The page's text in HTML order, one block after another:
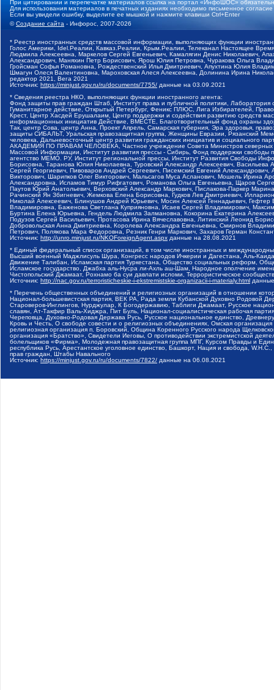
При цитировании и перепечатке материалов ссылка на портал «ИнфоШОС»
Для использования материалов в печатных изданиях необходимо письменное
Если вы увидели ошибку, выделите ее мышкой и нажмите клавиши Ctrl+Enter
©Создание сайта - Инфорос, 2007-2026
* Реестр иностранных средств массовой информации, выполняющих функции
Голос Америки, Idel.Реалии, Кавказ.Реалии, Крым.Реалии, Телеканал Настоящее
Людмила Алексеевна, Маркелов Сергей Евгеньевич, Камалягин Денис Николаевич,
Александрович, Маняхин Петр Борисович, Ярош Юлия Петровна, Чуракова Ольга
Гройсман Софья Романовна, Рождественский Илья Дмитриевич, Апухтина Юлия
Шмагун Олеся Валентиновна, Мароховская Алеся Алексеевна, Долинина Ирина
редактор 2021, Вега 2021
Источник: https://minjust.gov.ru/ru/documents/7755/ данные на 03.09.2021
* Сведения реестра НКО, выполняющих функции иностранного агента:
Фонд защиты прав граждан Штаб, Институт права и публичной политики,
Гуманитарное действие, Открытый Петербург, Феникс ПЛЮС, Лига Избирателей,
Крест, Центр Хасдей Ерушалаим, Центр поддержки и содействия развитию средств
информационных инициатив Действие, ВМЕСТЕ, Благотворительный фонд охраны
Так, центр Сова, центр Анна, Проект Апрель, Самарская губерния, Эра здоровья,
защиты СИБАЛЬТ, Уральская правозащитная группа, Женщины Евразии, Рязанский
человека, Дальневосточный центр развития гражданских инициатив и социального
АКАДЕМИЯ ПО ПРАВАМ ЧЕЛОВЕКА, Частное учреждение Совета Министров северных
Массовой Информации, Институт развития прессы - Сибирь, Фонд поддержки
агентство МЕМО. РУ, Институт региональной прессы, Институт Развития Свободы
Борисовна, Таранова Юлия Николаевна, Туровский Александр Алексеевич,
Сергей Георгиевич, Пивоваров Андрей Сергеевич, Писемский Евгений
Викторович, Шарипков Олег Викторович, Мальсагов Муса Асланович, Мошель Ирина
Александровна, Исламов Тимур Рифгатович, Романова Ольга Евгеньевна, Щаров
Паутов Юрий Анатольевич, Верховский Александр Маркович, Пислакова-Паркер
Рачинский Ян Збигневич, Жемкова Елена Борисовна, Гудков Лев Дмитриевич,
Николай Алексеевич, Блинушов Андрей Юрьевич, Мосин Алексей Геннадьевич,
Владимировна, Баженова Светлана Куприяновна, Исаев Сергей Владимирович,
Буртина Елена Юрьевна, Гендель Людмила Залмановна, Кокорина Екатерина
Подузов Сергей Васильевич, Протасова Ирина Вячеславовна, Литинский Леонид
Добровольская Анна Дмитриевна, Королева Александра Евгеньевна, Смирнов
Петрович, Полякова Мара Федоровна, Резник Генри Маркович, Захаров Герман
Источник: http://unro.minjust.ru/NKOForeignAgent.aspx данные на 28.08.2021
* Единый федеральный список организаций, в том числе иностранных и
Высший военный Маджлисуль Шура, Конгресс народов Ичкерии и Дагестана, Аль-
Движение Талибан, Исламская партия Туркестана, Общество социальных реформ,
Исламское государство, Джабха аль-Нусра ли-Ахль аш-Шам, Народное ополчение
Чистопольский Джамаат, Рохнамо ба суи давлати исломи, Террористическое
Источник: http://nac.gov.ru/terroristicheskie-i-ekstremistskie-organizacii-i-materialy.html
* Перечень общественных объединений и религиозных организаций в отношении
Национал-большевистская партия, ВЕК РА, Рада земли Кубанской Духовно Родовой
Староверов-Инглингов, Нурджулар, К Богодержавию, Таблиги Джамаат, Русское
славян, Ат-Такфир Валь-Хиджра, Пит Буль, Национал-социалистическая рабочая
Череповца, Духовно-Родовая Держава Русь, Русское национальное единство,
Кровь и Честь, О свободе совести и о религиозных объединениях, Омская
религиозная организация п. Боровский, Община Коренного Русского народа
организация «Братство», Свидетели Иеговы, О противодействии экстремистской
болельщиков «Фирма», Молодежная правозащитная группа МПГ, Курсом Правды и
республика Русь, Арестантское уголовное единство, Башкорт, Нация и свобода,
прав граждан, Штабы Навального
Источник: https://minjust.gov.ru/ru/documents/7822/ данные на 06.08.2021